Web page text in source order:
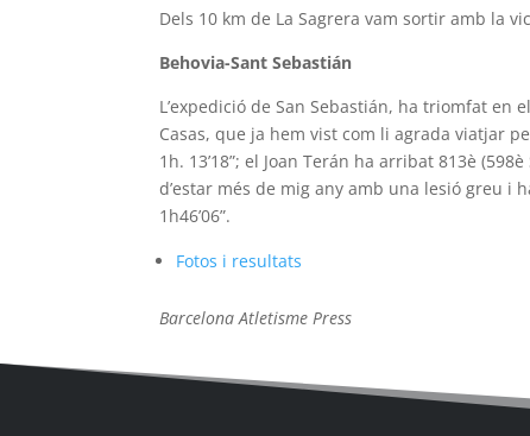
Dels 10 km de La Sagrera vam sortir amb la
Behovia-Sant Sebastián
L’expedició de San Sebastián, ha triomfat
Casas, que ja hem vist com li agrada viatjar
1h. 13’18”; el Joan Terán ha arribat 813è
d’estar més de mig any amb una lesió greu i
1h46’06”.
Fotos i resultats
Barcelona Atletisme Press